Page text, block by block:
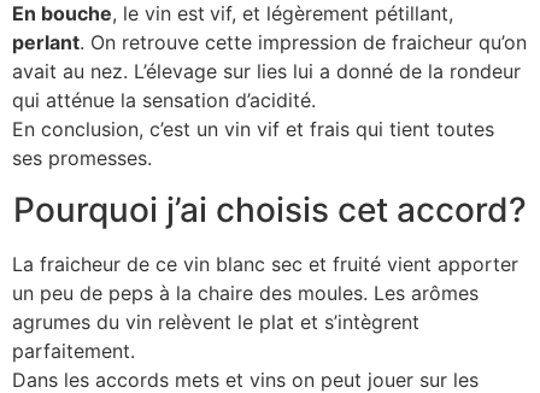
En bouche, le vin est vif, et légèrement pétillant,
perlant. On retrouve cette impression de fraicheur qu’on
avait au nez. L’élevage sur lies lui a donné de la rondeur
qui atténue la sensation d’acidité.
En conclusion, c’est un vin vif et frais qui tient toutes
ses promesses.
Pourquoi j’ai choisis cet accord?
La fraicheur de ce vin blanc sec et fruité vient apporter
un peu de peps à la chaire des moules. Les arômes
agrumes du vin relèvent le plat et s’intègrent
parfaitement.
Dans les accords mets et vins on peut jouer sur les